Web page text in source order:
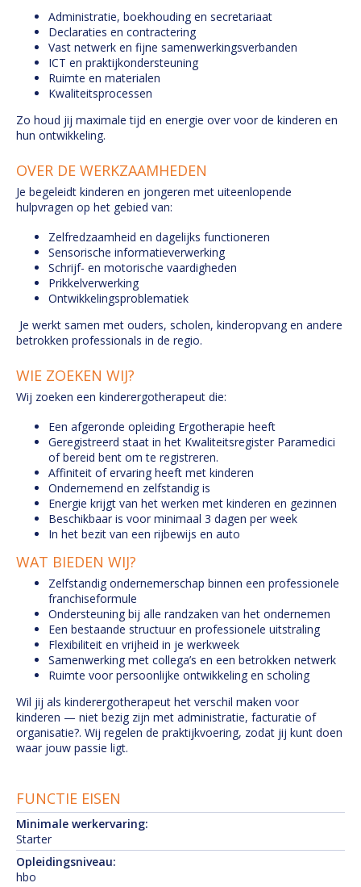
Administratie, boekhouding en secretariaat
Declaraties en contractering
Vast netwerk en fijne samenwerkingsverbanden
ICT en praktijkondersteuning
Ruimte en materialen
Kwaliteitsprocessen
Zo houd jij maximale tijd en energie over voor de kinderen en
hun ontwikkeling.
OVER DE WERKZAAMHEDEN
Je begeleidt kinderen en jongeren met uiteenlopende
hulpvragen op het gebied van:
Zelfredzaamheid en dagelijks functioneren
Sensorische informatieverwerking
Schrijf- en motorische vaardigheden
Prikkelverwerking
Ontwikkelingsproblematiek
Je werkt samen met ouders, scholen, kinderopvang en andere
betrokken professionals in de regio.
WIE ZOEKEN WIJ?
Wij zoeken een kinderergotherapeut die:
Een afgeronde opleiding Ergotherapie heeft
Geregistreerd staat in het Kwaliteitsregister Paramedici
of bereid bent om te registreren.
Affiniteit of ervaring heeft met kinderen
Ondernemend en zelfstandig is
Energie krijgt van het werken met kinderen en gezinnen
Beschikbaar is voor minimaal 3 dagen per week
In het bezit van een rijbewijs en auto
WAT BIEDEN WIJ?
Zelfstandig ondernemerschap binnen een professionele
franchiseformule
Ondersteuning bij alle randzaken van het ondernemen
Een bestaande structuur en professionele uitstraling
Flexibiliteit en vrijheid in je werkweek
Samenwerking met collega’s en een betrokken netwerk
Ruimte voor persoonlijke ontwikkeling en scholing
Wil jij als kinderergotherapeut het verschil maken voor
kinderen — niet bezig zijn met administratie, facturatie of
organisatie?. Wij regelen de praktijkvoering, zodat jij kunt doen
waar jouw passie ligt.
FUNCTIE EISEN
Minimale werkervaring:
Starter
Opleidingsniveau:
hbo